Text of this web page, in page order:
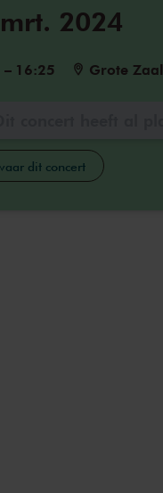
2024
– 16:25 Grote Zaal
dit concert